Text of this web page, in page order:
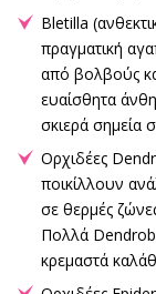
Bletilla
πραγματική
από βολβούς
ευαίσθητα
σκιερά σημεία
Ορχιδέες
ποικίλλουν
σε θερμές
Πολλά
κρεμαστά